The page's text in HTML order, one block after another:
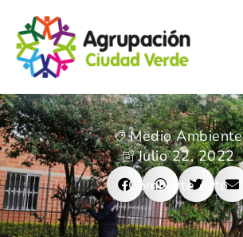
Medio Ambiente
Julio 22, 2022
Comparte esto